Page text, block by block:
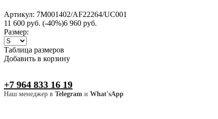
Артикул: 7M001402/AF22264/UC001
11 600 руб. (-40%)6 960 руб.
Размер:
Таблица размеров
Добавить в корзину
+7 964 833 16 19
Наш менеджер в Telegram и What'sApp